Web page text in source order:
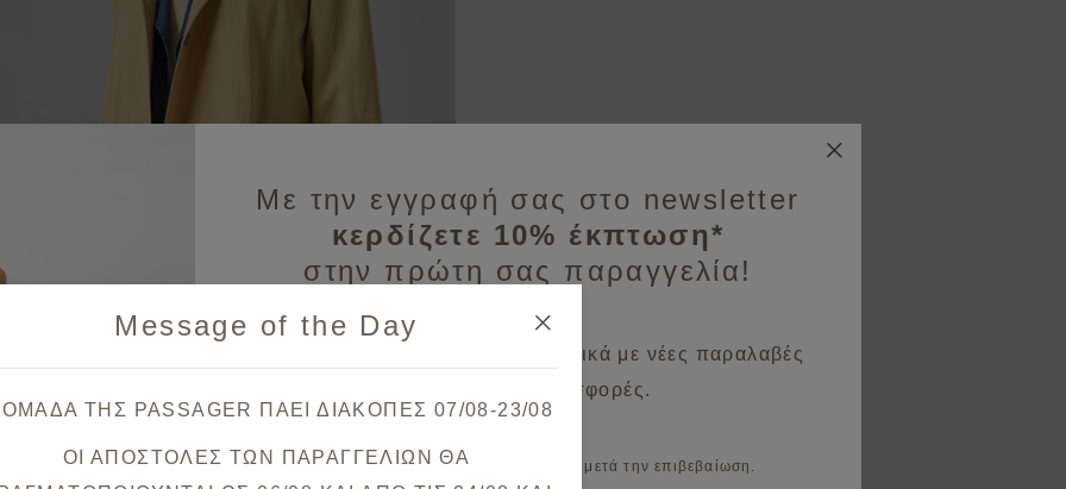
Με την εγγραφή σας στο newsletter
κερδίζετε 10% έκπτωση*
στην πρώτη σας παραγγελία!
Λάβετε πρώτοι ενημερώσεις σχετικά με νέες παραλαβές
& μοναδικές προσφορές.
Θα λάβετε το κουπόνι στο email σας μετά την επιβεβαίωση.
Message of the Day
ΤΗΣ PASSAGER ΠΑΕΙ ΔΙΑΚΟΠΕΣ 07/08-23/08
ΟΙ ΑΠΟΣΤΟΛΕΣ ΤΩΝ ΠΑΡΑΓΓΕΛΙΩΝ ΘΑ